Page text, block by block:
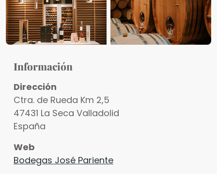
Información
Dirección
Ctra. de Rueda Km 2,5
47431 La Seca Valladolid
España
Web
Bodegas José Pariente